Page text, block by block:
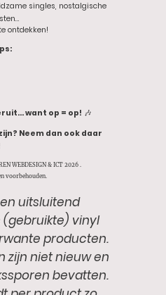
singles, nostalgische
ontdekken!
want op = op! 🎶
Neem dan ook daar
WEBDESIGN & ICT 2026 .
voorbehouden.
uitsluitend
vinyl
producten.
zijn niet nieuw en
bevatten.